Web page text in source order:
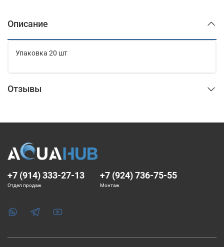
Описание
Упаковка 20 шт
Отзывы
+7 (914) 333-27-13
Отдел продаж
+7 (924) 736-75-55
Монтаж